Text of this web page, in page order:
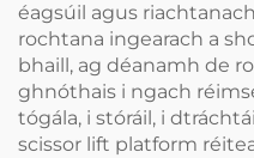
éagsúil agus
rochtana ingearach a
bhaill, ag déanamh de
ghnóthais i ngach
tógála, i stóráil, i
scissor lift platform